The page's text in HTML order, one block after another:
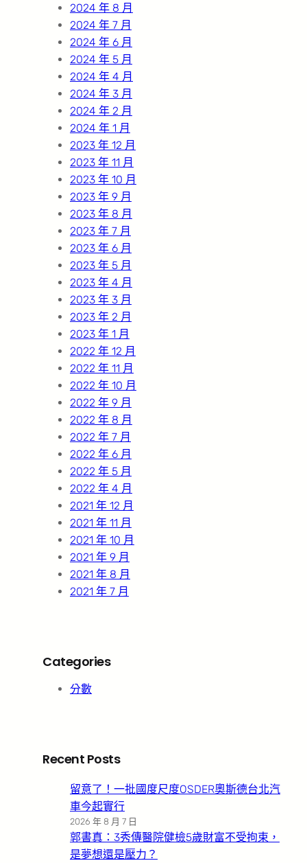
2024 年 8 月
2024 年 7 月
2024 年 6 月
2024 年 5 月
2024 年 4 月
2024 年 3 月
2024 年 2 月
2024 年 1 月
2023 年 12 月
2023 年 11 月
2023 年 10 月
2023 年 9 月
2023 年 8 月
2023 年 7 月
2023 年 6 月
2023 年 5 月
2023 年 4 月
2023 年 3 月
2023 年 2 月
2023 年 1 月
2022 年 12 月
2022 年 11 月
2022 年 10 月
2022 年 9 月
2022 年 8 月
2022 年 7 月
2022 年 6 月
2022 年 5 月
2022 年 4 月
2021 年 12 月
2021 年 11 月
2021 年 10 月
2021 年 9 月
2021 年 8 月
2021 年 7 月
Categories
分數
Recent Posts
留意了！一批國度尺度OSDER奧斯德台北汽
車今起實行
2026 年 8 月 7 日
郭書真：3秀傳醫院健檢5歲財富不受拘束，
是夢想還是壓力？